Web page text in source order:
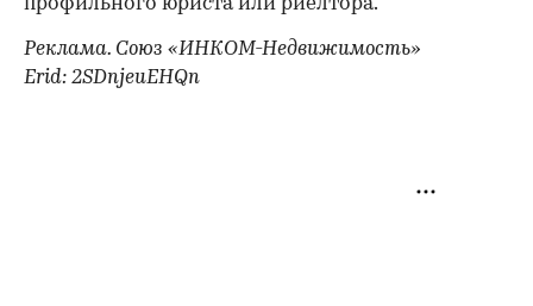
профильного юриста или риелтора.
Реклама. Союз «ИНКОМ-Недвижимость»
Erid: 2SDnjeuEHQn